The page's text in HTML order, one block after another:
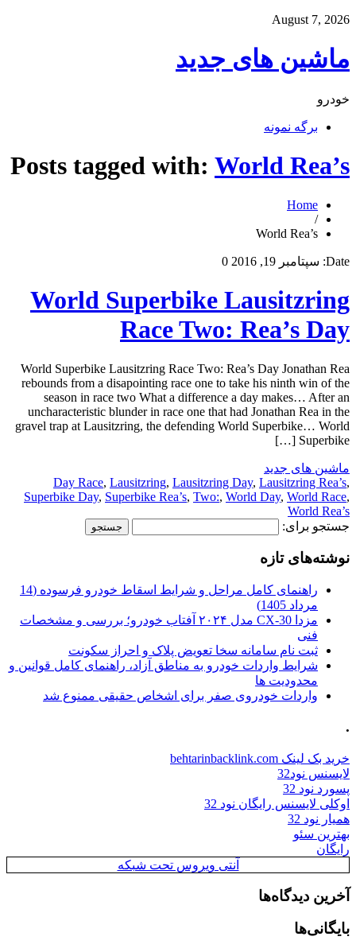
August 7, 2026
ماشین های جدید
خودرو
برگه نمونه
Posts tagged with: World Rea’s
Home
/
World Rea’s
Date: سپتامبر 19, 2016 0
World Superbike Lausitzring
Race Two: Rea’s Day
World Superbike Lausitzring Race Two: Rea’s Day Jonathan Rea
rebounds from a disapointing race one to take his ninth win of the
season in race two What a difference a day makes… After an
uncharacteristic blunder in race one that had Jonathan Rea in the
gravel trap at Lausitzring, the defending World Superbike… World
Superbike […]
ماشین های جدید
Day Race, Lausitzring, Lausitzring Day, Lausitzring Rea’s,
Superbike Day, Superbike Rea’s, Two:, World Day, World Race,
World Rea’s
جستجو برای:
نوشته‌های تازه
راهنمای کامل مراحل و شرایط اسقاط خودرو فرسوده (14
مرداد 1405)
مزدا CX-30 مدل ۲۰۲۴ آفتاب خودرو؛ بررسی و مشخصات
فنی
ثبت نام سامانه سخا تعویض پلاک و احراز سکونت
شرایط واردات خودرو به مناطق آزاد، راهنمای کامل قوانین و
محدودیت ها
واردات خودروی صفر برای اشخاص حقیقی ممنوع شد
.
خرید بک لینک behtarinbacklink.com
لایسنس نود32
پسورد نود 32
اوکلی لایسنس رایگان نود 32
همیار نود 32
بهترین سئو
رایگان
آنتی ویروس تحت شبکه
آخرین دیدگاه‌ها
بایگانی‌ها